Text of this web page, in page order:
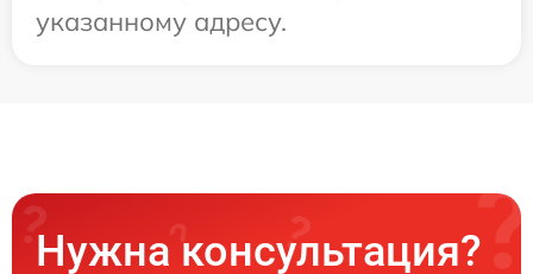
указанному адресу.
Нужна консультация?